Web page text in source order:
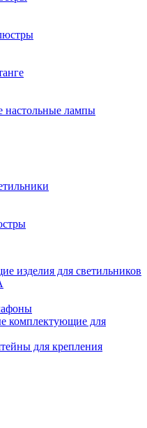
настольные лампы
изделия для светильников
комплектующие для
для крепления